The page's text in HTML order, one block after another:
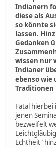
Indianern
diese als
so könnte
lassen.
Gedanken
wissen nur
Indianer
ebenso wie
Traditionen
Fatal hierbei
jenen
bezweifelt
Echtheit"